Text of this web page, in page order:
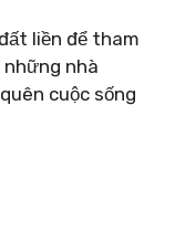
liền để tham
những nhà
cuộc sống